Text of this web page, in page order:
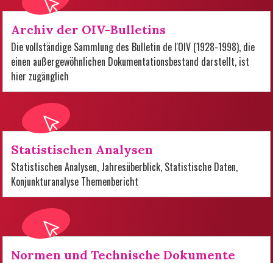
Archiv der OIV-Bulletins
Die vollständige Sammlung des Bulletin de l'OIV (1928-1998), die
einen außergewöhnlichen Dokumentationsbestand darstellt, ist
hier zugänglich
Statistischen Analysen
Statistischen Analysen, Jahresüberblick, Statistische Daten,
Konjunkturanalyse Themenbericht
Normen und Technische Dokumente